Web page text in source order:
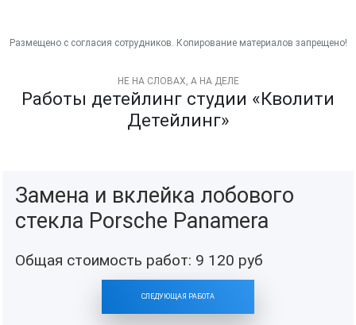
НЕ НА СЛОВАХ, А НА ДЕЛЕ
Работы детейлинг студии «Кволити
Детейлинг»
Замена и вклейка лобового
стекла Porsche Panamera
Общая стоимость работ: 9 120 руб
СЛЕДУЮЩАЯ РАБОТА